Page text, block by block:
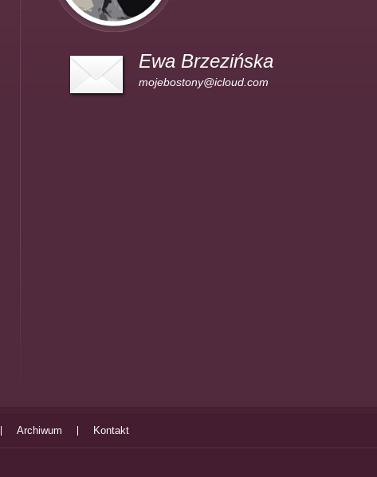
Ewa Brzezińska
mojebostony@icloud.com
Archiwum Kontakt